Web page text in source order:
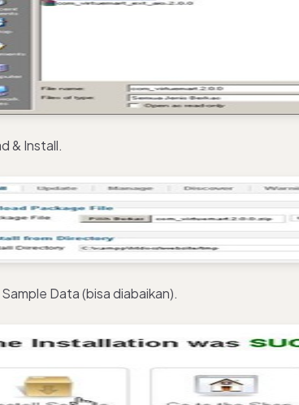
& Install.
Data (bisa diabaikan).